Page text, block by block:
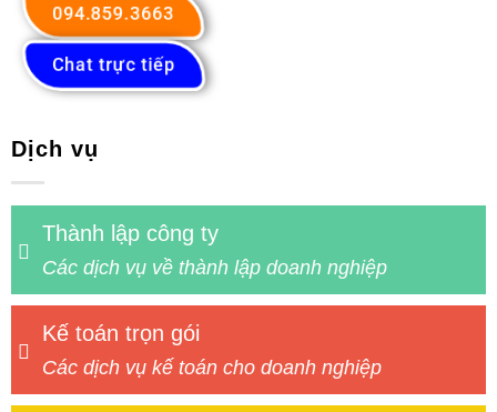
094.859.3663
Chat trực tiếp
Dịch vụ
Thành lập công ty
Các dịch vụ về thành lập doanh nghiệp
Kế toán trọn gói
Các dịch vụ kế toán cho doanh nghiệp